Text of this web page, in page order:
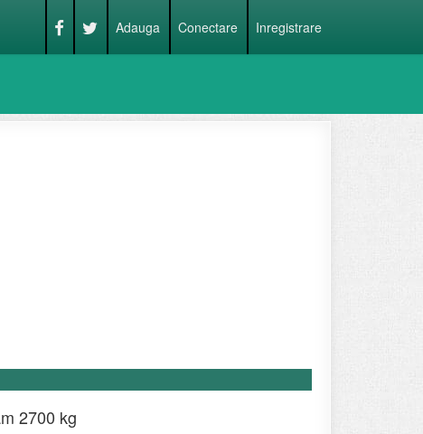
Adauga Conectare Inregistrare
2700 kg